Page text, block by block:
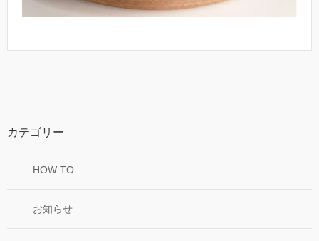
カテゴリー
HOW TO
お知らせ